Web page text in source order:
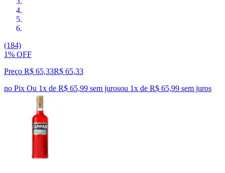
(184)
1% OFF
Preço R$ 65,33R$ 65,33
no Pix Ou 1x de R$ 65,99 sem jurosou 1x de R$ 65,99 sem juros